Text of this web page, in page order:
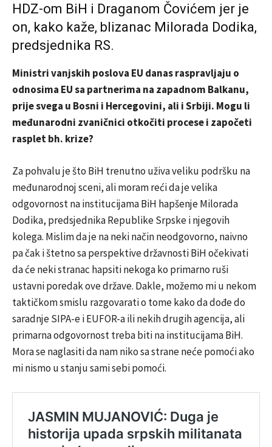
HDZ-om BiH i Draganom Čovićem jer je
on, kako kaže, blizanac Milorada Dodika,
predsjednika RS.
Ministri vanjskih poslova EU danas raspravljaju o
odnosima EU sa partnerima na zapadnom Balkanu,
prije svega u Bosni i Hercegovini, ali i Srbiji. Mogu li
međunarodni zvaničnici otkočiti procese i započeti
rasplet bh. krize?
Za pohvalu je što BiH trenutno uživa veliku podršku na
međunarodnoj sceni, ali moram reći da je velika
odgovornost na institucijama BiH hapšenje Milorada
Dodika, predsjednika Republike Srpske i njegovih
kolega. Mislim da je na neki način neodgovorno, naivno
pa čak i štetno sa perspektive državnosti BiH očekivati
da će neki stranac hapsiti nekoga ko primarno ruši
ustavni poredak ove države. Dakle, možemo mi u nekom
taktičkom smislu razgovarati o tome kako da dođe do
saradnje SIPA-e i EUFOR-a ili nekih drugih agencija, ali
primarna odgovornost treba biti na institucijama BiH.
Mora se naglasiti da nam niko sa strane neće pomoći ako
mi nismo u stanju sami sebi pomoći.